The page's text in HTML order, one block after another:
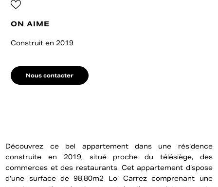
ON AIME
Construit en 2019
Nous contacter
Découvrez ce bel appartement dans une résidence
construite en 2019, situé proche du télésiège, des
commerces et des restaurants. Cet appartement dispose
d'une surface de 98,80m2 Loi Carrez comprenant une